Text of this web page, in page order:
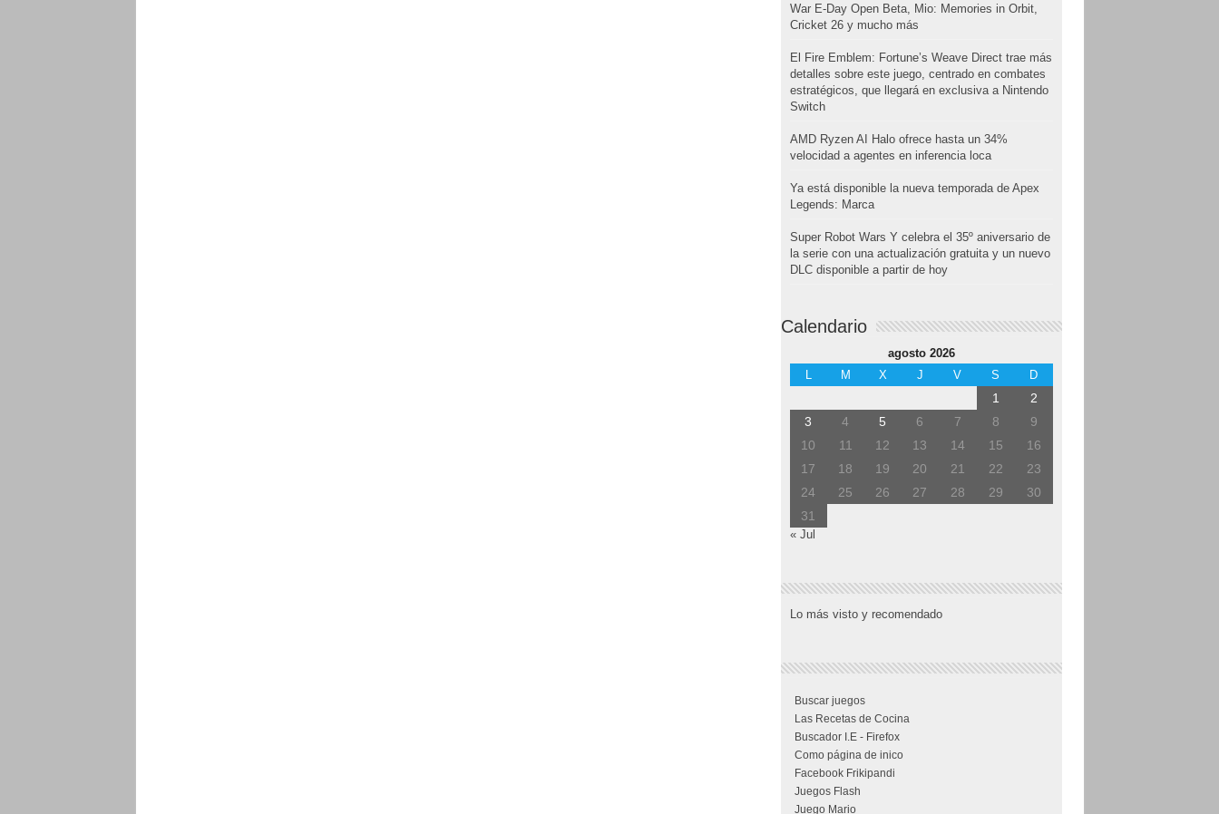
War E-Day Open Beta, Mio: Memories in Orbit,
Cricket 26 y mucho más
El Fire Emblem: Fortune’s Weave Direct trae más
detalles sobre este juego, centrado en combates
estratégicos, que llegará en exclusiva a Nintendo
Switch
AMD Ryzen AI Halo ofrece hasta un 34%
velocidad a agentes en inferencia loca
Ya está disponible la nueva temporada de Apex
Legends: Marca
Super Robot Wars Y celebra el 35º aniversario de
la serie con una actualización gratuita y un nuevo
DLC disponible a partir de hoy
Calendario
agosto 2026
L
M X J V S D
1
2
3
4 5 6 7 8
9
10
11 12 13 14 15
16
17
18 19 20 21 22
23
24
25 26 27 28 29
30
31
« Jul
Lo más visto y recomendado
Buscar juegos
Las Recetas de Cocina
Buscador I.E - Firefox
Como página de inico
Facebook Frikipandi
Juegos Flash
Juego Mario